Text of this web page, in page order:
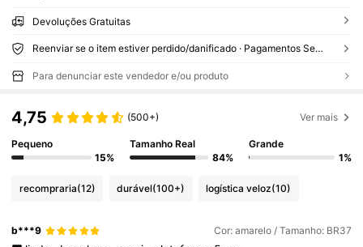
Devoluções Gratuitas
Reenviar se o item estiver perdido/danificado · Pagamentos Seguros · Proteção de privacidade
Para denunciar este vendedor e/ou produto
4,75 (500+) Ver mais
Pequeno
15%
Tamanho Real
84%
Grande
1%
recompraria(12) durável(100+) logística veloz(10)
b***9 Cor: amarelo / Tamanho: BR37